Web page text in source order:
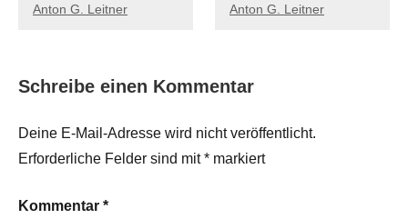
Anton G. Leitner
Anton G. Leitner
Schreibe einen Kommentar
Deine E-Mail-Adresse wird nicht veröffentlicht.
Erforderliche Felder sind mit* markiert
Kommentar *